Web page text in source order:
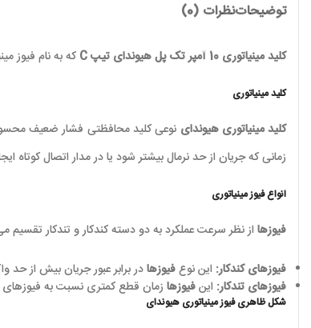
توضیحاتنظرات (0)
کلید مینیاتوری 10 آمپر تک پل هیوندای تیپ C که به نام فیوز
کلید مینیاتوری
کلید مینیاتوری هیوندای نوعی کلید محافظتی فشار ضعیف
زمانی که جریان از حد نرمال بیشتر شود یا در مدار اتصال کوتاه
انواع فیوز مینیاتوری
فیوزها از نظر سرعت عملکرد به دو دسته کندکار و تندکار تقسیم
فیوزهای کندکار: این نوعفیوزهادر برابر عبور جریان بیش از
فیوزهای تندکار: اینفیوزها زمان قطع کمتری نسبت به فیوزهای
شکل ظاهری فیوز مینیاتوری هیوندای